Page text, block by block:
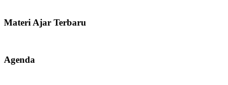
Materi Ajar Terbaru
Agenda